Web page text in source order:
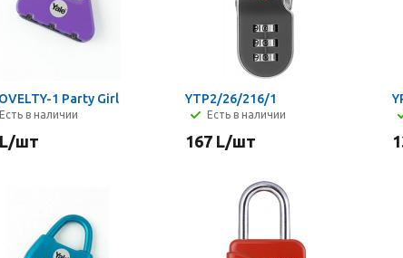
1 Party Girl
Есть в наличии
L/шт
YTP2/26/216/1
Есть в наличии
167L/шт